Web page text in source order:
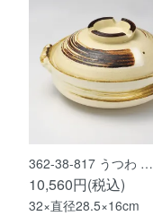
362-38-817 うつわ …
10,560円(税込)
32×直径28.5×16cm